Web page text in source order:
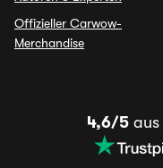
Offizieller Carwow-
Merchandise
4,6/5 aus